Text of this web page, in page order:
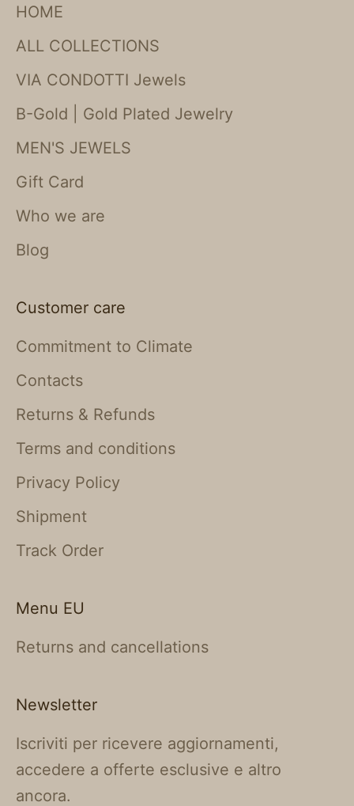
HOME
ALL COLLECTIONS
VIA CONDOTTI Jewels
B-Gold | Gold Plated Jewelry
MEN'S JEWELS
Gift Card
Who we are
Blog
Customer care
Commitment to Climate
Contacts
Returns & Refunds
Terms and conditions
Privacy Policy
Shipment
Track Order
Menu EU
Returns and cancellations
Newsletter
Iscriviti per ricevere aggiornamenti,
accedere a offerte esclusive e altro
ancora.